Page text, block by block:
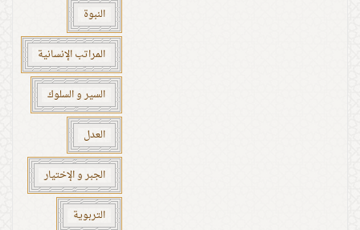
النبوة
المراتب الإنسانية
السير و السلوك
العدل
الجبر و الإختيار
التربوية